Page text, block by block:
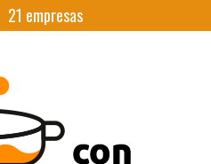
21 empresas